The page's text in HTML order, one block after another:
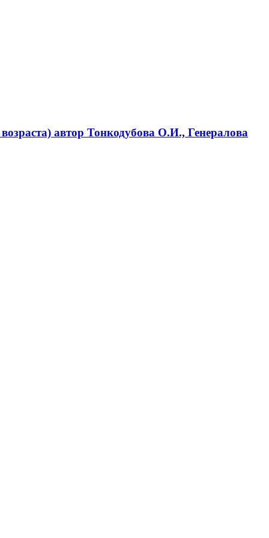
автор Тонкодубова О.И., Генералова